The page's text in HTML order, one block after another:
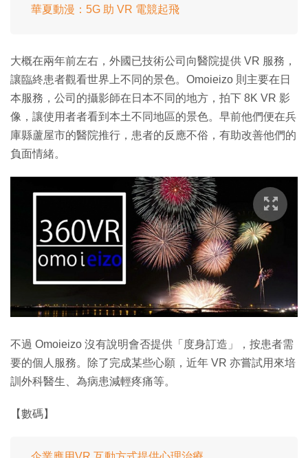
華夏動漫：5G 助 VR 電競起飛
大概在兩年前左右，外國已技術公司向醫院提供 VR 服務，
讓臨終患者觀看世界上不同的景色。Omoieizo 則主要在日
本服務，公司的攝影師在日本不同的地方，拍下 8K VR 影
像，讓使用者者看到本土不同地區的景色。早前他們便在兵
庫縣蘆屋市的醫院推行，患者的反應不俗，有助改善他們的
負面情緒。
不過 Omoieizo 沒有說明會否提供「度身訂造」，按患者需
要的個人服務。除了完成某些心願，近年 VR 亦嘗試用來培
訓外科醫生、為病患減輕疼痛等。
【數碼】